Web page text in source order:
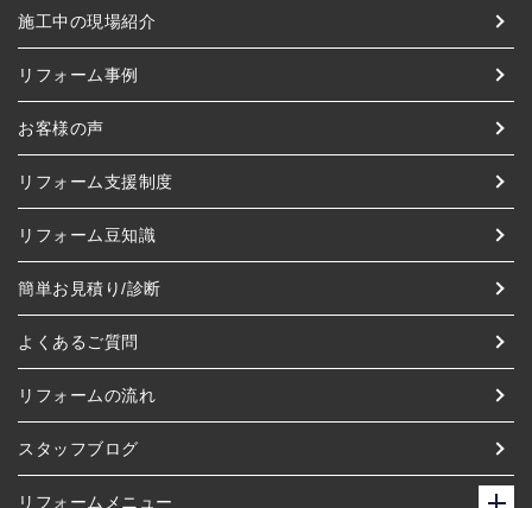
施工中の現場紹介
リフォーム事例
お客様の声
リフォーム支援制度
リフォーム豆知識
簡単お見積り/診断
よくあるご質問
リフォームの流れ
スタッフブログ
リフォームメニュー